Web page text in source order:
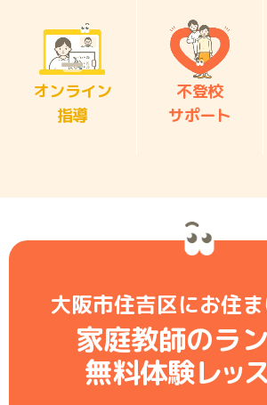
オンライン
指導
不登校
サポート
大阪市住吉区にお住
家庭教師のラ
無料体験レッス